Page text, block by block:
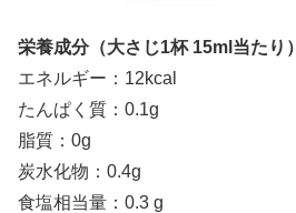
栄養成分（大さじ1杯 15ml当たり）
エネルギー：12kcal
たんぱく質：0.1g
脂質：0g
炭水化物：0.4g
食塩相当量：0.3 g